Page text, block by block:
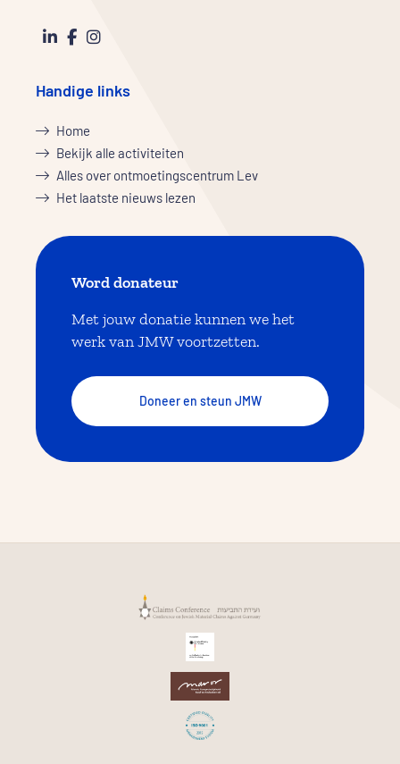
Handige links
Home
Bekijk alle activiteiten
Alles over ontmoetingscentrum Lev
Het laatste nieuws lezen
Word donateur
Met jouw donatie kunnen we het
werk van JMW voortzetten.
Doneer en steun JMW